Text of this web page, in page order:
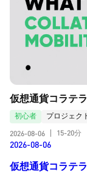
仮想通貨コラテ
初心者
プロジェク
2026-08-06
15-20分
2026-08-06
仮想通貨コラテ